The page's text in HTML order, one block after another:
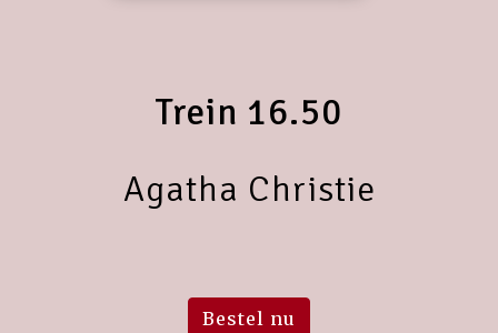
Trein 16.50
Agatha Christie
Bestel nu